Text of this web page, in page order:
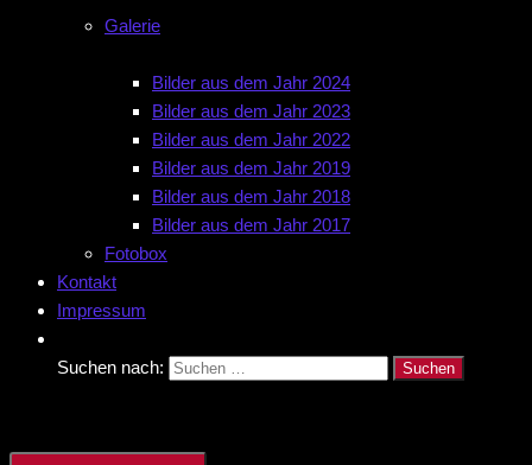
Galerie
Bilder aus dem Jahr 2024
Bilder aus dem Jahr 2023
Bilder aus dem Jahr 2022
Bilder aus dem Jahr 2019
Bilder aus dem Jahr 2018
Bilder aus dem Jahr 2017
Fotobox
Kontakt
Impressum
Suchen nach: